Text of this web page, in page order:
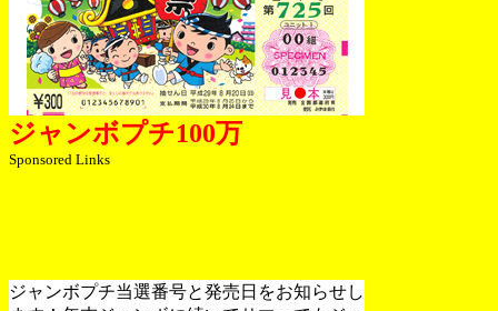
ジャンボプチ100万
Sponsored Links
ジャンボプチ当選番号と発売日をお知らせし